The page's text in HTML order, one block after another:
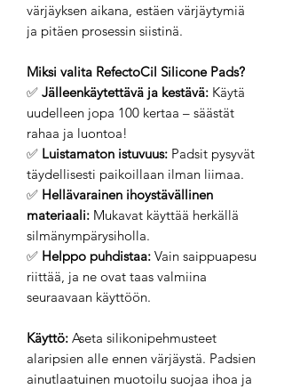
värjäyksen aikana, estäen värjäytymiä
ja pitäen prosessin siistinä.
Miksi valita RefectoCil Silicone Pads?
✅ Jälleenkäytettävä ja kestävä: Käytä
uudelleen jopa 100 kertaa – säästät
rahaa ja luontoa!
✅ Luistamaton istuvuus: Padsit pysyvät
täydellisesti paikoillaan ilman liimaa.
✅ Hellävarainen ihoystävällinen
materiaali: Mukavat käyttää herkällä
silmänympärysiholla.
✅ Helppo puhdistaa: Vain saippuapesu
riittää, ja ne ovat taas valmiina
seuraavaan käyttöön.
Käyttö: Aseta silikonipehmusteet
alaripsien alle ennen värjäystä. Padsien
ainutlaatuinen muotoilu suojaa ihoa ja